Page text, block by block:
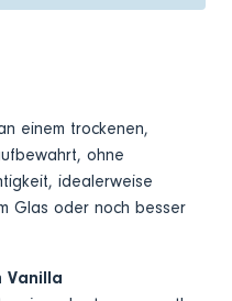
einem trockenen,
ohne
idealerweise
Glas oder noch besser
Vanilla